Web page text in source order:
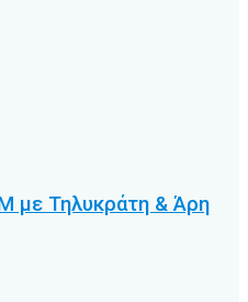
με Τηλυκράτη & Άρη